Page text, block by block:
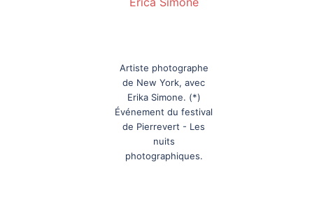
Artiste photographe
de New York, avec
Erika Simone. (*)
Événement du festival
de Pierrevert - Les
nuits
photographiques.